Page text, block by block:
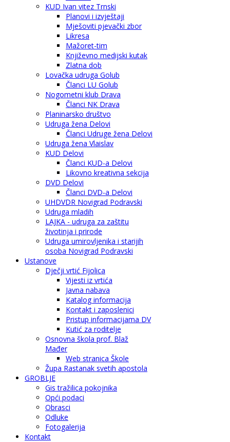
KUD Ivan vitez Trnski
Planovi i izvještaji
Mješoviti pjevački zbor
Likresa
Mažoret-tim
Književno medijski kutak
Zlatna dob
Lovačka udruga Golub
Članci LU Golub
Nogometni klub Drava
Članci NK Drava
Planinarsko društvo
Udruga žena Delovi
Članci Udruge žena Delovi
Udruga žena Vlaislav
KUD Delovi
Članci KUD-a Delovi
Likovno kreativna sekcija
DVD Delovi
Članci DVD-a Delovi
UHDVDR Novigrad Podravski
Udruga mladih
LAJKA - udruga za zaštitu
životinja i prirode
Udruga umirovljenika i starijih
osoba Novigrad Podravski
Ustanove
Dječji vrtić Fijolica
Vijesti iz vrtića
Javna nabava
Katalog informacija
Kontakt i zaposlenici
Pristup informacijama DV
Kutić za roditelje
Osnovna škola prof. Blaž
Mađer
Web stranica Škole
Župa Rastanak svetih apostola
GROBLJE
Gis tražilica pokojnika
Opći podaci
Obrasci
Odluke
Fotogalerija
Kontakt